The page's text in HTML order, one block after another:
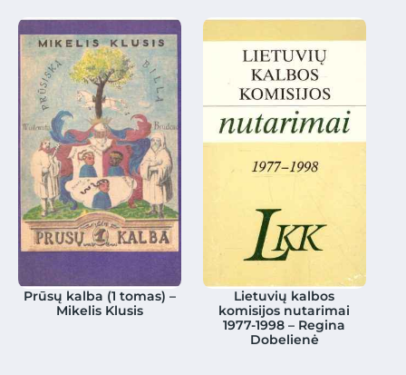
Prūsų kalba (1 tomas) –
Mikelis Klusis
Lietuvių kalbos
komisijos nutarimai
1977-1998 – Regina
Dobelienė